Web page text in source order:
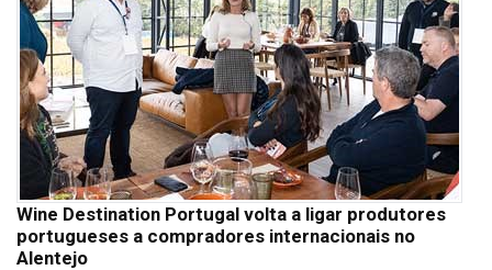
Wine Destination Portugal volta a ligar produtores
portugueses a compradores internacionais no
Alentejo